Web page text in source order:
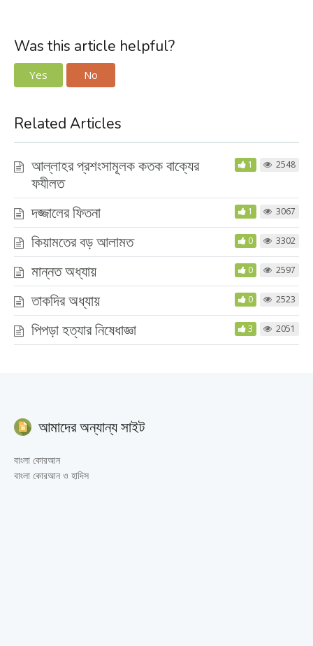
Was this article helpful?
Yes No
Related Articles
আল্লাহর প্রশংসামূলক কতক বাক্যের
ফযীলত
1 2548
দজ্জালের ফিতনা 1 3067
কিয়ামতের বড় আলামত 0 3302
মান্নত অধ্যায় 0 2597
তাকদির অধ্যায় 0 2523
পিপড়া হত্যার নিষেধাজ্ঞা 3 2051
আমাদের অন্যান্য সাইট
বাংলা কোরআন
বাংলা কোরআন ও হাদিস